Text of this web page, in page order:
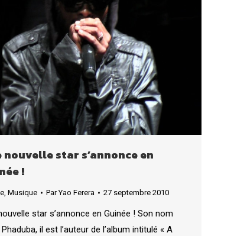
nouvelle star s’annonce en
!
, Musique ParYao Ferera 27 septembre 2010
star s’annonce en Guinée ! Son nom
Phaduba, il est l’auteur de l’album intitulé « A